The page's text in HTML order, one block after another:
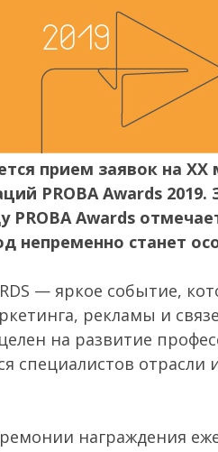
прием заявок на
PROBA Awards
PROBA Awards
непременно станет
— яркое событие,
рекламы и
на развитие
специалистов
награждения